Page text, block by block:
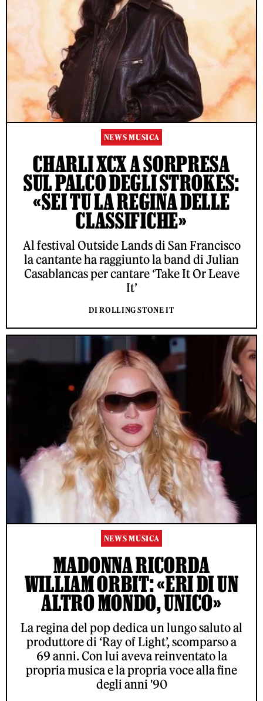
NEWS MUSICA
CHARLI XCX A SORPRESA
SUL PALCO DEGLI STROKES:
«SEI TU LA REGINA DELLE
CLASSIFICHE»
Al festival Outside Lands di San Francisco
la cantante ha raggiunto la band di Julian
Casablancas per cantare ‘Take It Or Leave
It’
DI ROLLING STONE IT
NEWS MUSICA
MADONNA RICORDA
WILLIAM ORBIT: «ERI DI UN
ALTRO MONDO, UNICO»
La regina del pop dedica un lungo saluto al
produttore di ‘Ray of Light’, scomparso a
69 anni. Con lui aveva reinventato la
propria musica e la propria voce alla fine
degli anni '90